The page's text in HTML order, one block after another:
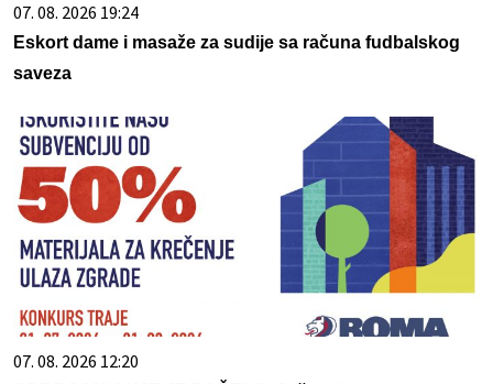
07. 08. 2026 19:24
Eskort dame i masaže za sudije sa računa fudbalskog
saveza
07. 08. 2026 12:20